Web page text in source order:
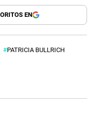
EN
PATRICIA BULLRICH